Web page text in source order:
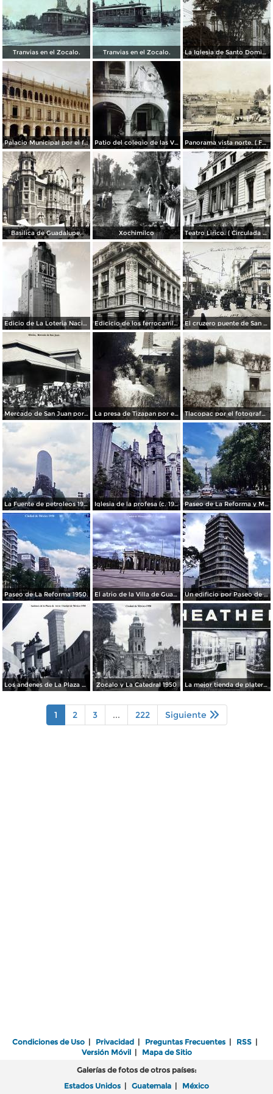
Tranvias en el Zocalo. Tranvias en el Zocalo. La Iglesia de Santo Domingo.
Palacio Municipal por el fotografo Hugo Brehme.. Patio del colegio de las Vizcainas por el fotografo Hugo Brehme. Panorama vista norte. ( Fechada el 20 de Junio de 1905 ).
Basilica de Guadalupe. Xochimilco Teatro Lirico. ( Circulada el 1 de Agosto de 1926 ).
Edicio de La Loteria Nacional Ciudad de México Abril de 1964 Edicicio de los ferrocarriles. El cruzero puente de San Francisco y Guardiola por el fotografo Felix Miret.
Mercado de San Juan por el fotografo Felix Miret La presa de Tizapan por el fotografo Fernando Kososky. ( Circulada el 22 de Diembre de 1910 ). Tlacopac por el fotografo Hugo Brehme.
La Fuente de petroleos 1950. Iglesia de la profesa (c. 1950) Paseo de La Reforma y Mto a La Independencia 1950
Paseo de La Reforma 1950. El atrio de la Villa de Guadalupe 1950. Un edificio por Paseo de La Reforma 1950
Los andenes de La Plaza de toros Ciudad de México 1950 Zocalo y La Catedral 1950 La mejor tienda de plateria.
1 2 3 ... 222 Siguiente
Condiciones de Uso | Privacidad | Preguntas Frecuentes | RSS |
Versión Móvil| Mapa de Sitio
Galerías de fotos de otros países:
Estados Unidos | Guatemala | México